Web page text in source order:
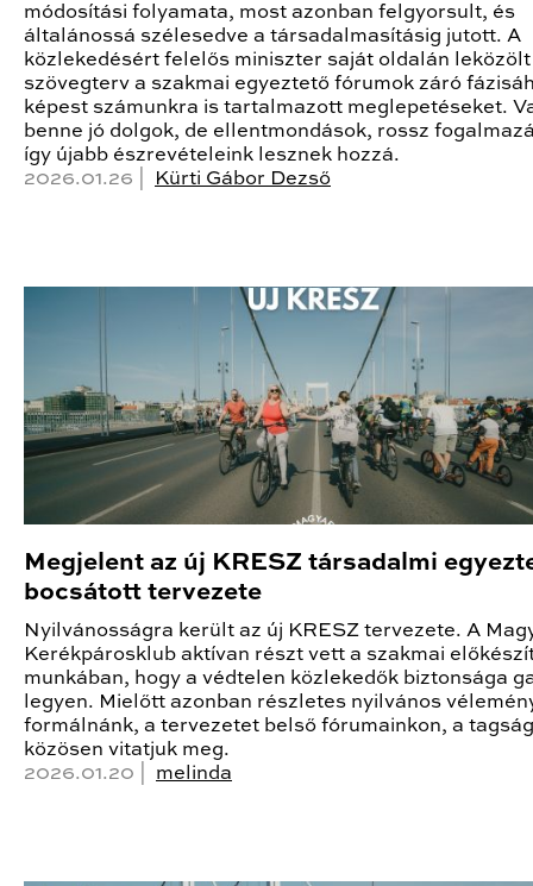
módosítási folyamata, most azonban felgyorsult, és
általánossá szélesedve a társadalmasításig jutott. A
közlekedésért felelős miniszter saját oldalán leközölt
szövegterv a szakmai egyeztető fórumok záró
képest számunkra is tartalmazott meglepetéseket.
benne jó dolgok, de ellentmondások, rossz
így újabb észrevételeink lesznek hozzá.
2026.01.26 |
Kürti Gábor Dezső
Megjelent az új KRESZ társadalmi
bocsátott tervezete
Nyilvánosságra került az új KRESZ tervezete. A
Kerékpárosklub aktívan részt vett a szakmai
munkában, hogy a védtelen közlekedők biztonsága
legyen. Mielőtt azonban részletes nyilvános
formálnánk, a tervezetet belső fórumainkon, a
közösen vitatjuk meg.
2026.01.20 | melinda